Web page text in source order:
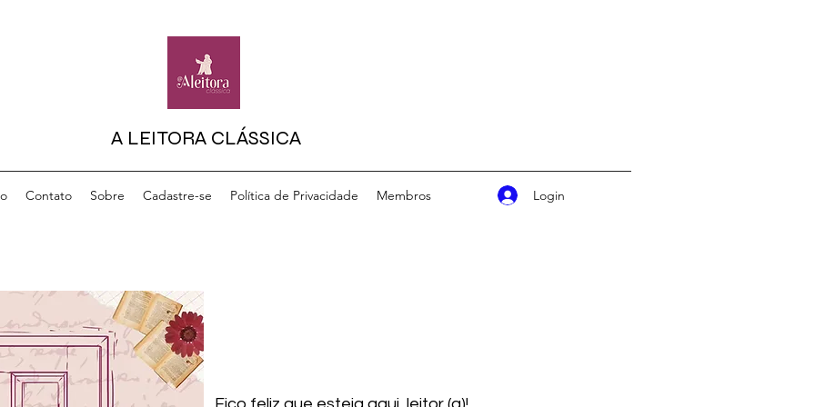
A LEITORA CLÁSSICA
Contato Sobre Cadastre-se Política de Privacidade Membros Login